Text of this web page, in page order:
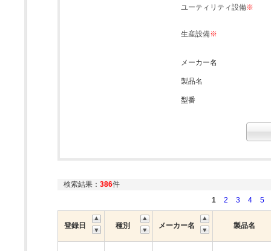
ユーティリティ設備※
生産設備※
メーカー名
製品名
型番
検索結果： 386件
1
2 3 4 5
登録日 種別 メーカー名 製品名